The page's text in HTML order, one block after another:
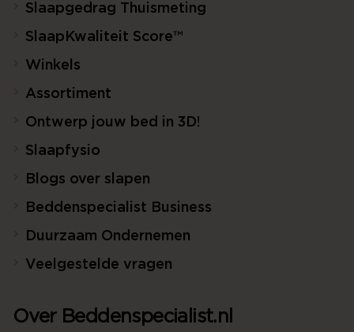
Slaapgedrag Thuismeting
SlaapKwaliteit Score™
Winkels
Assortiment
Ontwerp jouw bed in 3D!
Slaapfysio
Blogs over slapen
Beddenspecialist Business
Duurzaam Ondernemen
Veelgestelde vragen
Over Beddenspecialist.nl